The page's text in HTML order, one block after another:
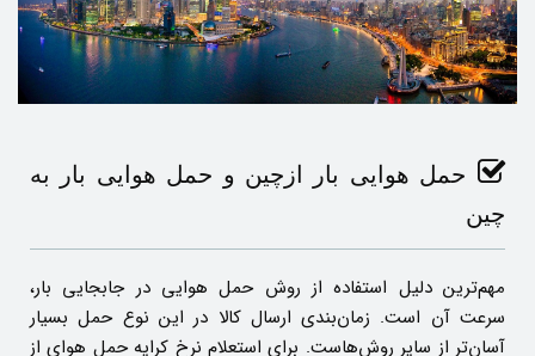
حمل هوایی بار ازچین و حمل هوایی بار به
چین
مهم‌ترین دلیل استفاده از روش حمل هوایی در جابجایی بار،
سرعت آن است. زمان‌بندی ارسال کالا در این نوع حمل بسیار
آسان‌تر از سایر روش‌هاست. برای استعلام نرخ کرایه حمل هوای از